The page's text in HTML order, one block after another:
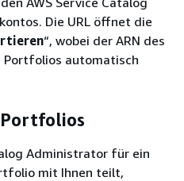
Die URL öffnet die
“, wobei der ARN des
automatisch
Administrator für ein
mit Ihnen teilt,